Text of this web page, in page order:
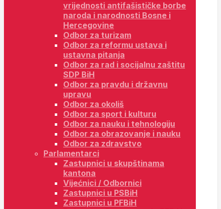
vrijednosti antifašističke borbe
naroda i narodnosti Bosne i
Hercegovine
Odbor za turizam
Odbor za reformu ustava i
ustavna pitanja
Odbor za rad i socijalnu zaštitu
SDP BiH
Odbor za pravdu i državnu
upravu
Odbor za okoliš
Odbor za sport i kulturu
Odbor za nauku i tehnologiju
Odbor za obrazovanje i nauku
Odbor za zdravstvo
Parlamentarci
Zastupnici u skupštinama
kantona
Vijećnici / Odbornici
Zastupnici u PSBiH
Zastupnici u PFBiH